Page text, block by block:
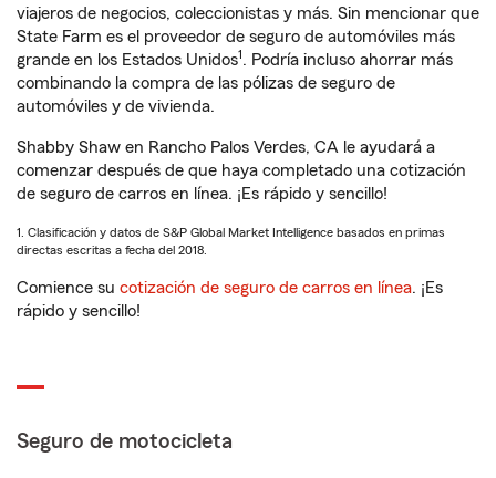
viajeros de negocios, coleccionistas y más. Sin mencionar que
State Farm es el proveedor de seguro de automóviles más
grande en los Estados Unidos1. Podría incluso ahorrar más
combinando la compra de las pólizas de seguro de
automóviles y de vivienda.
Shabby Shaw en Rancho Palos Verdes, CA le ayudará a
comenzar después de que haya completado una cotización
de seguro de carros en línea. ¡Es rápido y sencillo!
1. Clasificación y datos de S&P Global Market Intelligence basados en primas
directas escritas a fecha del 2018.
Comience su cotización de seguro de carros en línea. ¡Es
rápido y sencillo!
Seguro de motocicleta